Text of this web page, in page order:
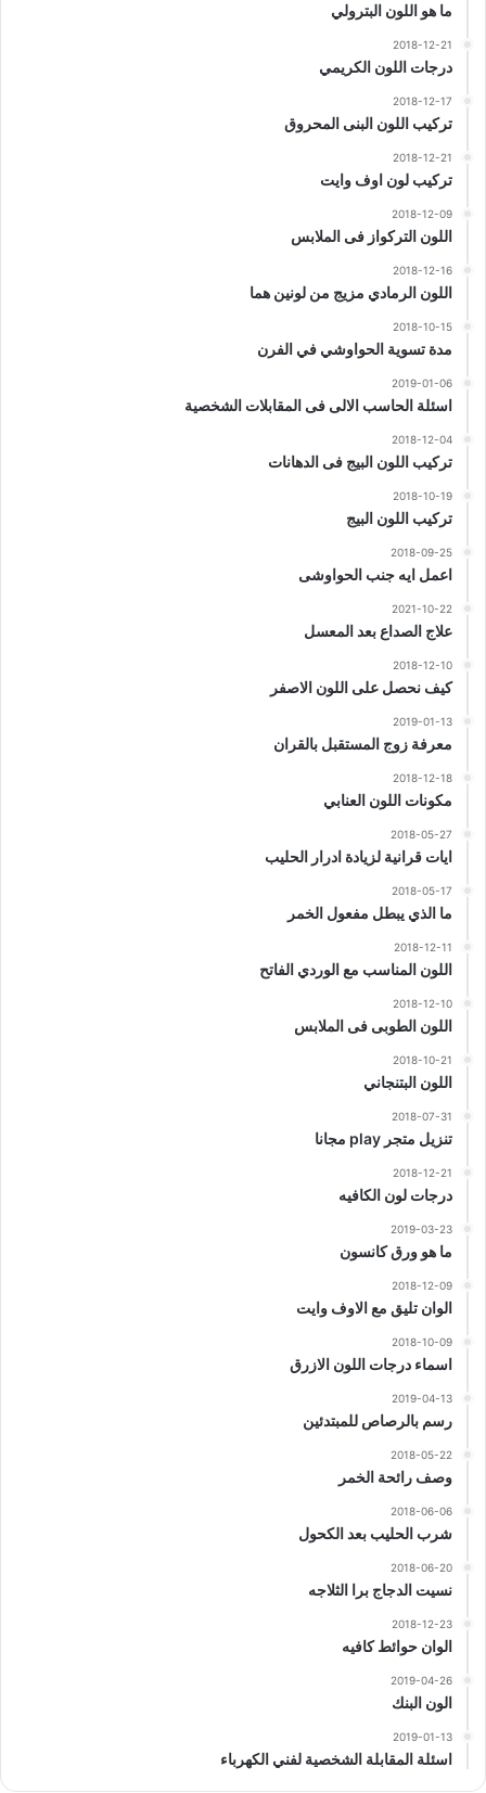
ما هو اللون البترولي
2018-12-21
درجات اللون الكريمي
2018-12-17
تركيب اللون البنى المحروق
2018-12-21
تركيب لون اوف وايت
2018-12-09
اللون التركواز فى الملابس
2018-12-16
اللون الرمادي مزيج من لونين هما
2018-10-15
مدة تسوية الحواوشي في الفرن
2019-01-06
اسئلة الحاسب الالى فى المقابلات الشخصية
2018-12-04
تركيب اللون البيج فى الدهانات
2018-10-19
تركيب اللون البيج
2018-09-25
اعمل ايه جنب الحواوشى
2021-10-22
علاج الصداع بعد المعسل
2018-12-10
كيف نحصل على اللون الاصفر
2019-01-13
معرفة زوج المستقبل بالقران
2018-12-18
مكونات اللون العنابي
2018-05-27
ايات قرانية لزيادة ادرار الحليب
2018-05-17
ما الذي يبطل مفعول الخمر
2018-12-11
اللون المناسب مع الوردي الفاتح
2018-12-10
اللون الطوبى فى الملابس
2018-10-21
اللون البتنجاني
2018-07-31
تنزيل متجر play مجانا
2018-12-21
درجات لون الكافيه
2019-03-23
ما هو ورق كانسون
2018-12-09
الوان تليق مع الاوف وايت
2018-10-09
اسماء درجات اللون الازرق
2019-04-13
رسم بالرصاص للمبتدئين
2018-05-22
وصف رائحة الخمر
2018-06-06
شرب الحليب بعد الكحول
2018-06-20
نسيت الدجاج برا الثلاجه
2018-12-23
الوان حوائط كافيه
2019-04-26
الون البنك
2019-01-13
اسئلة المقابلة الشخصية لفني الكهرباء